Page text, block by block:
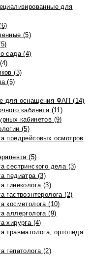
для
(5)
сада (4)
(3)
(5)
для оснащения ФАП (14)
кабинета (11)
кабинетов (9)
(5)
предрейсовых осмотров
(5)
сестринского дела (3)
педиатра (3)
гинеколога (3)
гастроэнтеролога (2)
косметолога (10)
аллерголога (9)
хирурга (4)
травматолога, ортопеда
гепатолога (2)